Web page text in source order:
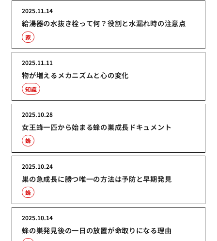
給湯器の水抜き栓って何？役割と水漏れ時の注意点
2025.11.14
家
物が増えるメカニズムと心の変化
2025.11.11
知識
女王蜂一匹から始まる蜂の巣成長ドキュメント
2025.10.28
蜂
巣の急成長に勝つ唯一の方法は予防と早期発見
2025.10.24
蜂
蜂の巣発見後の一日の放置が命取りになる理由
2025.10.14